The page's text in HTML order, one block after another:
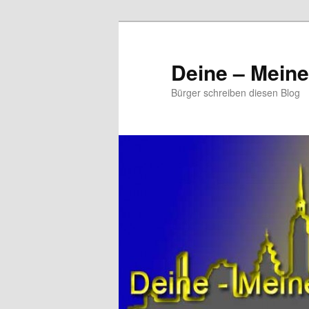
Deine –
Bürger schreiben diesen Blog